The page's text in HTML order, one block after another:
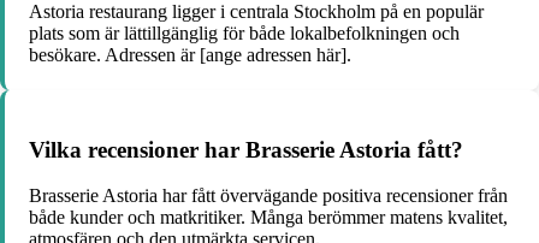
Astoria restaurang ligger i centrala Stockholm på en populär
plats som är lättillgänglig för både lokalbefolkningen och
besökare. Adressen är [ange adressen här].
Vilka recensioner har Brasserie Astoria fått?
Brasserie Astoria har fått övervägande positiva recensioner från
både kunder och matkritiker. Många berömmer matens kvalitet,